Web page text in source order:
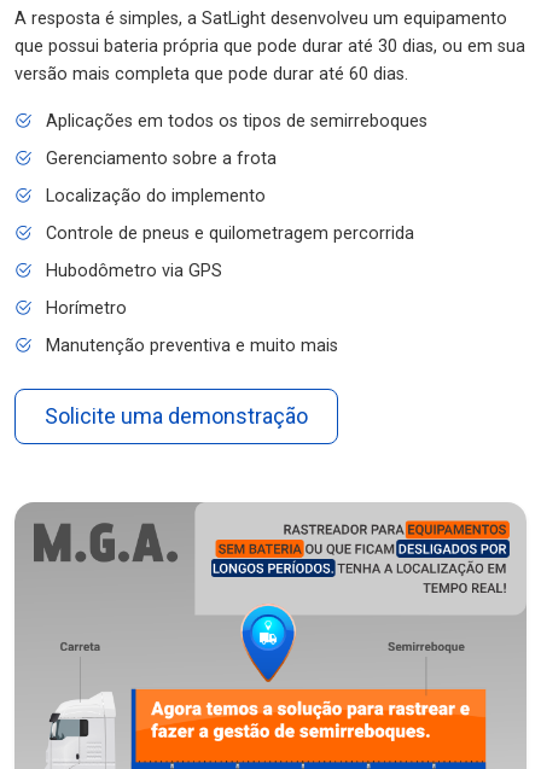
A resposta é simples, a SatLight desenvolveu um equipamento
que possui bateria própria que pode durar até 30 dias, ou em sua
versão mais completa que pode durar até 60 dias.
Aplicações em todos os tipos de semirreboques
Gerenciamento sobre a frota
Localização do implemento
Controle de pneus e quilometragem percorrida
Hubodômetro via GPS
Horímetro
Manutenção preventiva e muito mais
Solicite uma demonstração